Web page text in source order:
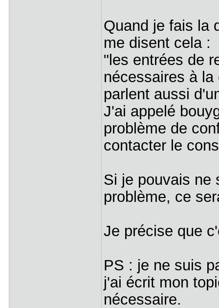
Quand je fais la
me disent cela :
"les entrées de
nécessaires à
parlent aussi
J'ai appelé
problème de
contacter le
Si je pouvais ne
problème, ce
Je précise que
PS : je ne suis
j'ai écrit mon
nécessaire.